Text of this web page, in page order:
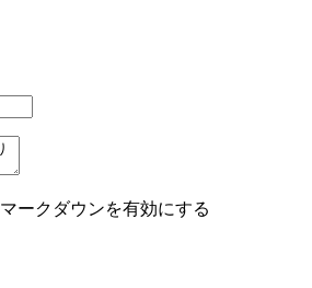
マークダウンを有効にする